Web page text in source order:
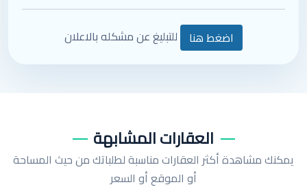
اضغط هنا للتبليغ عن مشكله بالاعلان
العقارات المشابهة
يمكنك مشاهدة أكثر العقارات مناسبة لطلباتك من حيث المساحة
أو الموقع أو السعر